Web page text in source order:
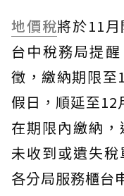
地價稅將於11
台中稅務局提
徵，繳納期限至
假日，順延至12
在期限內繳納
未收到或遺失
各分局服務櫃台